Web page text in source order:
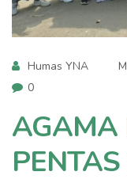
Humas YNA
0
AGAMA